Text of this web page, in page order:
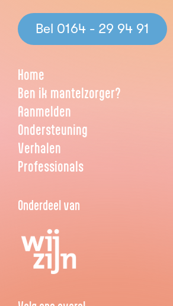
Bel 0164 - 29 94 91
Home
Ben ik mantelzorger?
Aanmelden
Ondersteuning
Verhalen
Professionals
Onderdeel van